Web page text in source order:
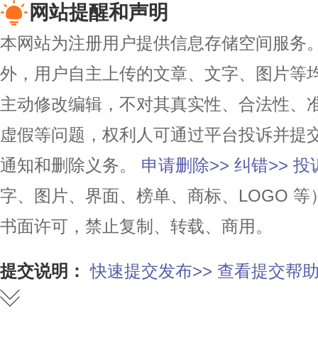
网站提醒和声明
本网站为注册用户提供信息存储空间服务
外，用户自主上传的文章、文字、图片等
主动修改编辑，不对其真实性、合法性、
虚假等问题，权利人可通过平台投诉并提
通知和删除义务。
申请删除>> 纠错>> 投
字、图片、界面、榜单、商标、LOGO
书面许可，禁止复制、转载、商用。
提交说明： 快速提交发布>> 查看提交帮